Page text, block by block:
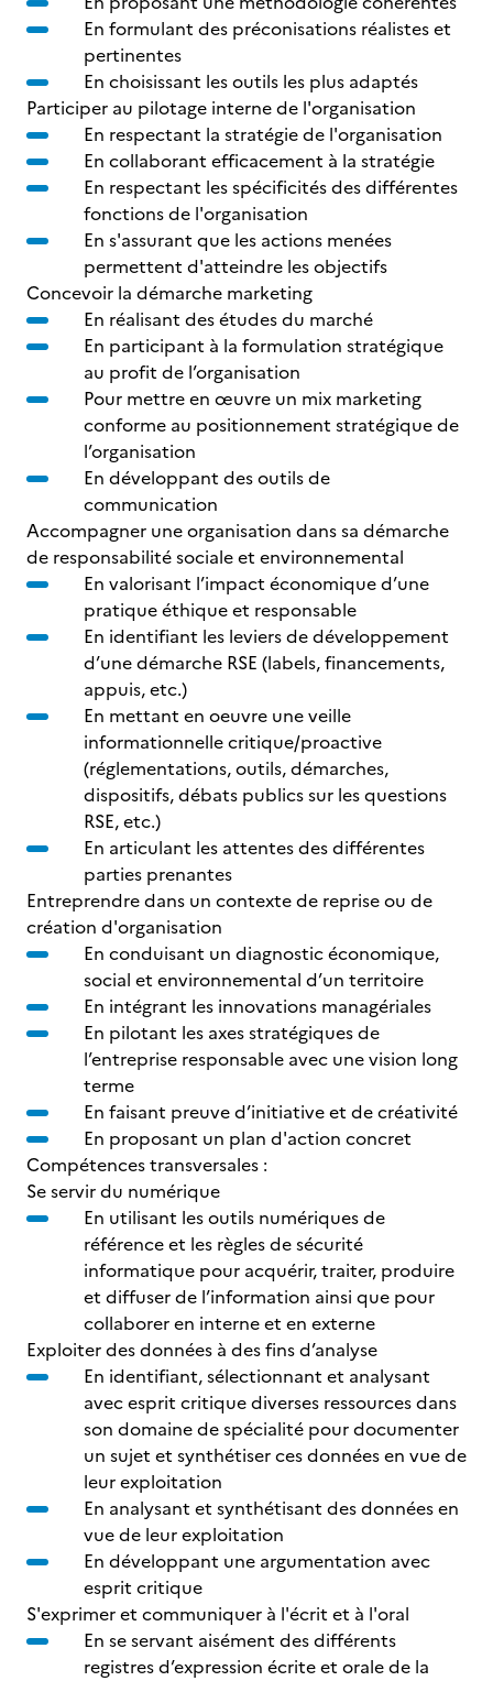
En formulant des préconisations réalistes et
pertinentes
En choisissant les outils les plus adaptés
Participer au pilotage interne de l'organisation
En respectant la stratégie de l'organisation
En collaborant efficacement à la stratégie
En respectant les spécificités des différentes
fonctions de l'organisation
En s'assurant que les actions menées
permettent d'atteindre les objectifs
Concevoir la démarche marketing
En réalisant des études du marché
En participant à la formulation stratégique
au profit de l’organisation
Pour mettre en œuvre un mix marketing
conforme au positionnement stratégique de
l’organisation
En développant des outils de
communication
Accompagner une organisation dans sa démarche
de responsabilité sociale et environnemental
En valorisant l’impact économique d’une
pratique éthique et responsable
En identifiant les leviers de développement
d’une démarche RSE (labels, financements,
appuis, etc.)
En mettant en oeuvre une veille
informationnelle critique/proactive
(réglementations, outils, démarches,
dispositifs, débats publics sur les questions
RSE, etc.)
En articulant les attentes des différentes
parties prenantes
Entreprendre dans un contexte de reprise ou de
création d'organisation
En conduisant un diagnostic économique,
social et environnemental d’un territoire
En intégrant les innovations managériales
En pilotant les axes stratégiques de
l’entreprise responsable avec une vision long
terme
En faisant preuve d’initiative et de créativité
En proposant un plan d'action concret
Compétences transversales :
Se servir du numérique
En utilisant les outils numériques de
référence et les règles de sécurité
informatique pour acquérir, traiter, produire
et diffuser de l’information ainsi que pour
collaborer en interne et en externe
Exploiter des données à des fins d’analyse
En identifiant, sélectionnant et analysant
avec esprit critique diverses ressources dans
son domaine de spécialité pour documenter
un sujet et synthétiser ces données en vue de
leur exploitation
En analysant et synthétisant des données en
vue de leur exploitation
En développant une argumentation avec
esprit critique
S'exprimer et communiquer à l'écrit et à l'oral
En se servant aisément des différents
registres d’expression écrite et orale de la